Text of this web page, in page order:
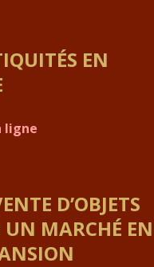
EN
ligne
D’OBJETS
MARCHÉ EN